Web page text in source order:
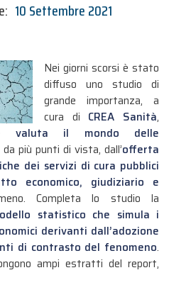
10 Settembre 2021
Nei giorni scorsi è stato
diffuso uno studio di
grande importanza, a
cura di CREA Sanità,
valuta il mondo delle
da più punti di vista, dall’offerta
dei servizi di cura pubblici
economico, giudiziario e
Completa lo studio la
statistico che simula i
derivanti dall’adozione
di contrasto del fenomeno.
ampi estratti del report,